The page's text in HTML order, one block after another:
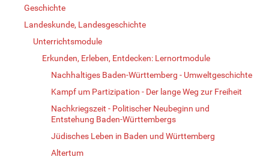
Geschichte
Landeskunde, Landesgeschichte
Unterrichtsmodule
Erkunden, Erleben, Entdecken: Lernortmodule
Nachhaltiges Baden-Württemberg - Umweltgeschichte
Kampf um Partizipation - Der lange Weg zur Freiheit
Nachkriegszeit - Politischer Neubeginn und
Entstehung Baden-Württembergs
Jüdisches Leben in Baden und Württemberg
Altertum